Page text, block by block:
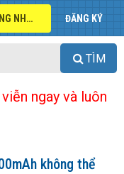
ĐĂNG NHẬP ĐĂNG KÝ
TÌM
ngay và luôn
không thể